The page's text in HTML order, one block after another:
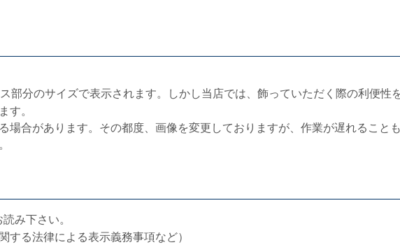
部分のサイズで表示されます。しかし当店では、飾っていただく際の利便性
す。
場合があります。その都度、画像を変更しておりますが、作業が遅れること
読み下さい。
する法律による表示義務事項など）